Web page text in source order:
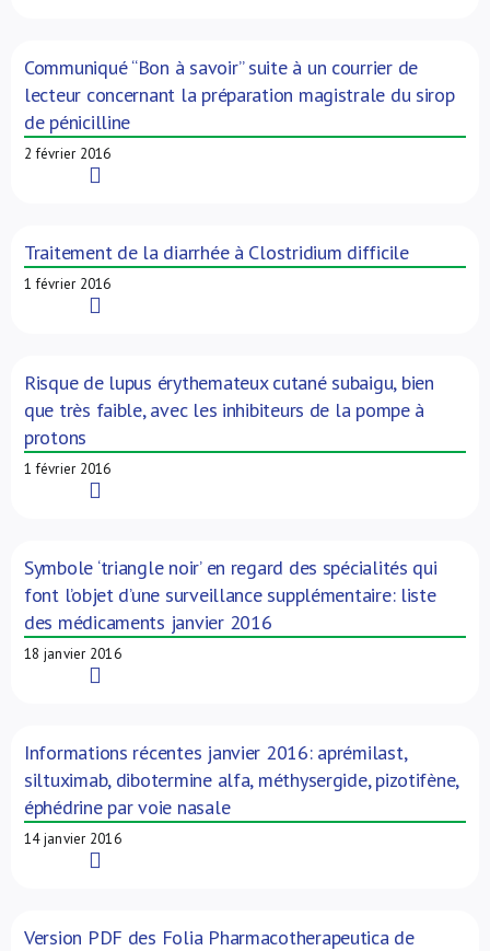
Communiqué “Bon à savoir” suite à un courrier de
lecteur concernant la préparation magistrale du sirop
de pénicilline
2 février 2016
Traitement de la diarrhée à Clostridium difficile
1 février 2016
Risque de lupus érythemateux cutané subaigu, bien
que très faible, avec les inhibiteurs de la pompe à
protons
1 février 2016
Symbole ‘triangle noir’ en regard des spécialités qui
font l’objet d’une surveillance supplémentaire: liste
des médicaments janvier 2016
18 janvier 2016
Informations récentes janvier 2016: aprémilast,
siltuximab, dibotermine alfa, méthysergide, pizotifène,
éphédrine par voie nasale
14 janvier 2016
Version PDF des Folia Pharmacotherapeutica de